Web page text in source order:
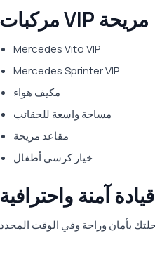
مركبات VIP مريحة
Mercedes Vito VIP
Mercedes Sprinter VIP
مكيف هواء
مساحة واسعة للحقائب
مقاعد مريحة
خيار كرسي أطفال
قيادة آمنة واحترافية